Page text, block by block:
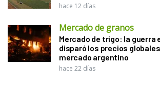
hace 12 días
Mercado de granos
Mercado de trigo: la guerra
disparó los precios
mercado argentino
hace 22 días